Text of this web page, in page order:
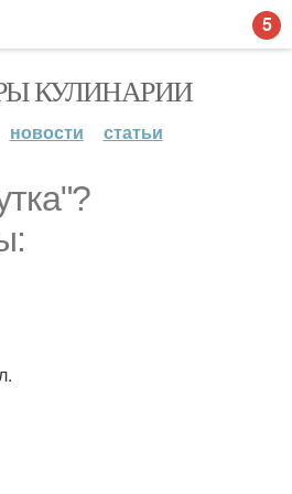
КУЛИНАРИИ
новости статьи
5